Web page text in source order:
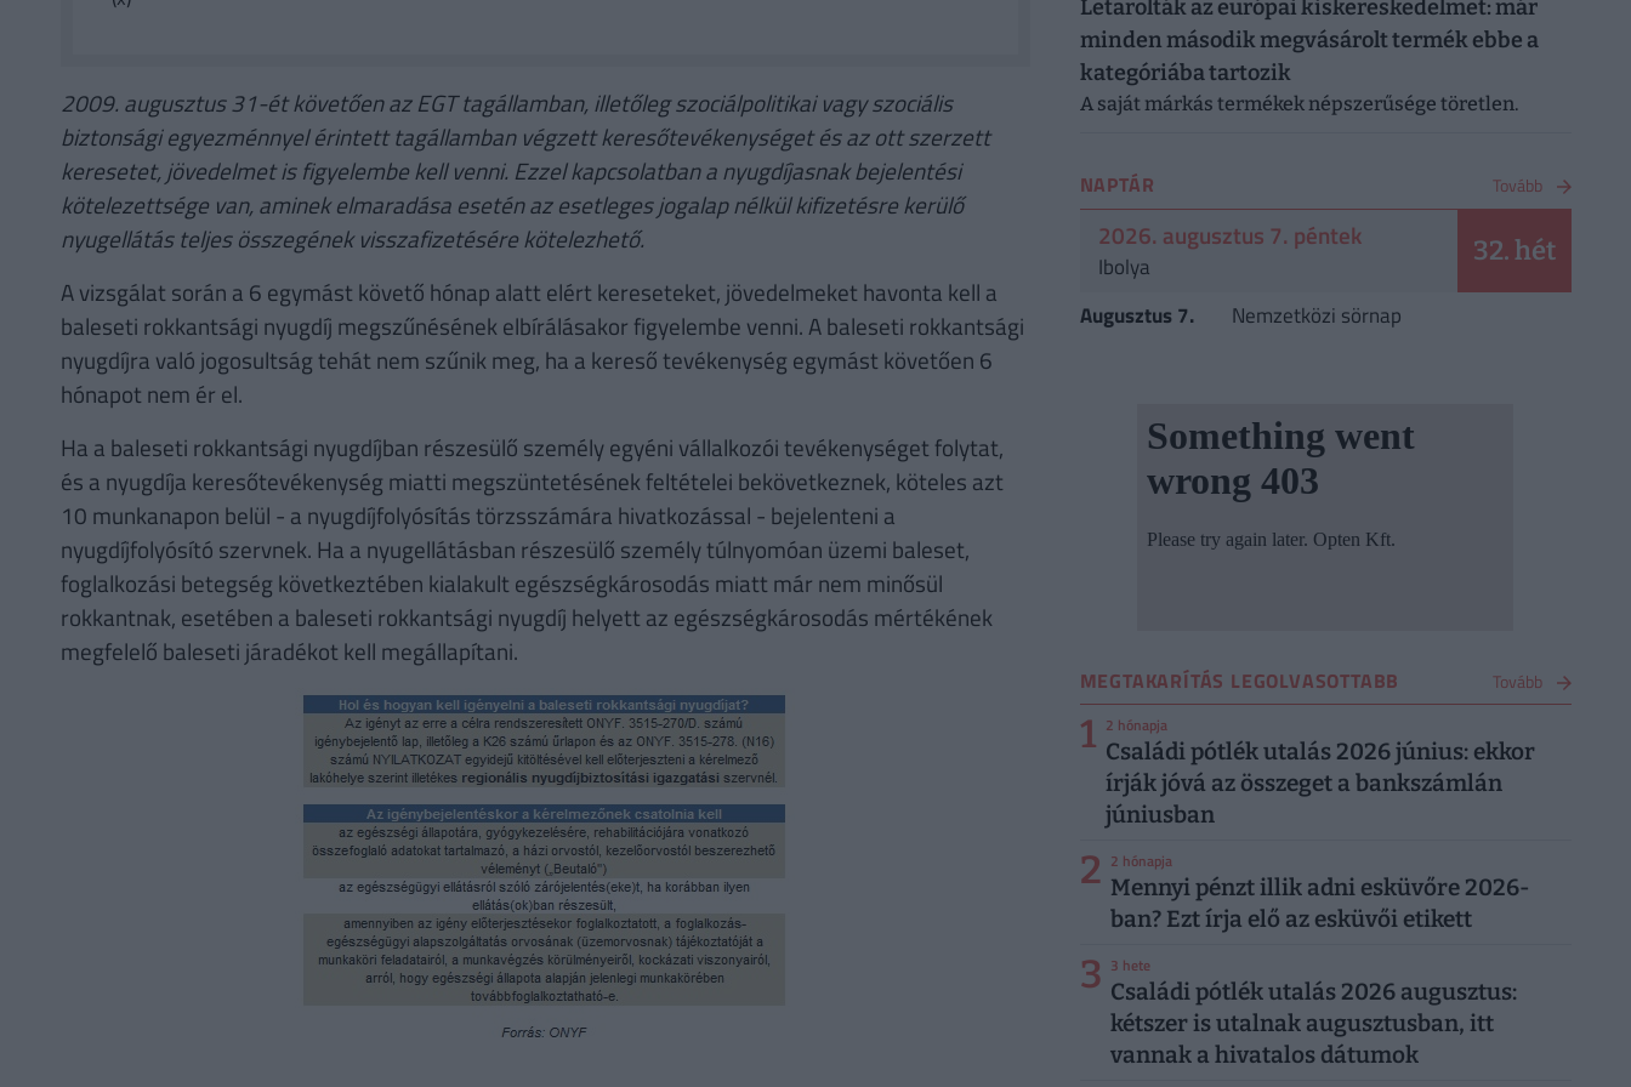
2009. augusztus 31-ét követően az EGT tagállamban, illetőleg szociálpolitikai vagy szociális
biztonsági egyezménnyel érintett tagállamban végzett keresőtevékenységet és az ott szerzett
keresetet, jövedelmet is figyelembe kell venni. Ezzel kapcsolatban a nyugdíjasnak bejelentési
kötelezettsége van, aminek elmaradása esetén az esetleges jogalap nélkül kifizetésre kerülő
nyugellátás teljes összegének visszafizetésére kötelezhető.
A vizsgálat során a 6 egymást követő hónap alatt elért kereseteket, jövedelmeket havonta kell a
baleseti rokkantsági nyugdíj megszűnésének elbírálásakor figyelembe venni. A baleseti rokkantsági
nyugdíjra való jogosultság tehát nem szűnik meg, ha a kereső tevékenység egymást követően 6
hónapot nem ér el.
Ha a baleseti rokkantsági nyugdíjban részesülő személy egyéni vállalkozói tevékenységet folytat,
és a nyugdíja keresőtevékenység miatti megszüntetésének feltételei bekövetkeznek, köteles azt
10 munkanapon belül - a nyugdíjfolyósítás törzsszámára hivatkozással - bejelenteni a
nyugdíjfolyósító szervnek. Ha a nyugellátásban részesülő személy túlnyomóan üzemi baleset,
foglalkozási betegség következtében kialakult egészségkárosodás miatt már nem minősül
rokkantnak, esetében a baleseti rokkantsági nyugdíj helyett az egészségkárosodás mértékének
megfelelő baleseti járadékot kell megállapítani.
Letarolták az európai kiskereskedelmet: már
minden második megvásárolt termék ebbe a
kategóriába tartozik
A saját márkás termékek népszerűsége töretlen.
NAPTÁR Tovább
2026. augusztus 7. péntek
Ibolya 32. hét
Augusztus 7. Nemzetközi sörnap
MEGTAKARÍTÁS LEGOLVASOTTABB Tovább
1 2 hónapja
Családi pótlék utalás 2026 június: ekkor
írják jóvá az összeget a bankszámlán
júniusban
2 2 hónapja
Mennyi pénzt illik adni esküvőre 2026-
ban? Ezt írja elő az esküvői etikett
3 3 hete
Családi pótlék utalás 2026 augusztus:
kétszer is utalnak augusztusban, itt
vannak a hivatalos dátumok